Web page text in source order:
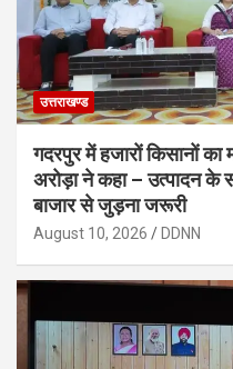
उत्तराखण्ड
गदरपुर में हजारों किसानों
अरोड़ा ने कहा – उत्पादन
बाजार से जुड़ना जरूरी
August 10, 2026 DDNN